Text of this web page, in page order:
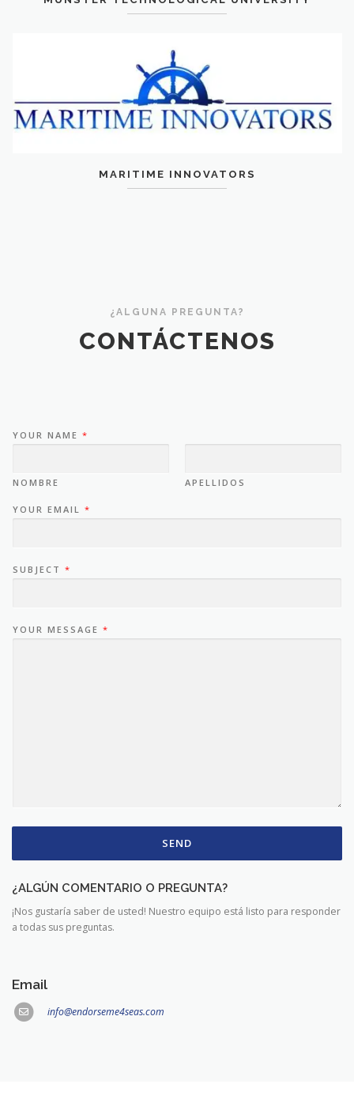
MARITIME INNOVATORS
¿ALGUNA PREGUNTA?
CONTÁCTENOS
YOUR NAME *
NOMBRE APELLIDOS
YOUR EMAIL *
SUBJECT *
YOUR MESSAGE *
SEND
¿ALGÚN COMENTARIO O PREGUNTA?
¡Nos gustaría saber de usted! Nuestro equipo está listo para responder
a todas sus preguntas.
Email
info@endorseme4seas.com